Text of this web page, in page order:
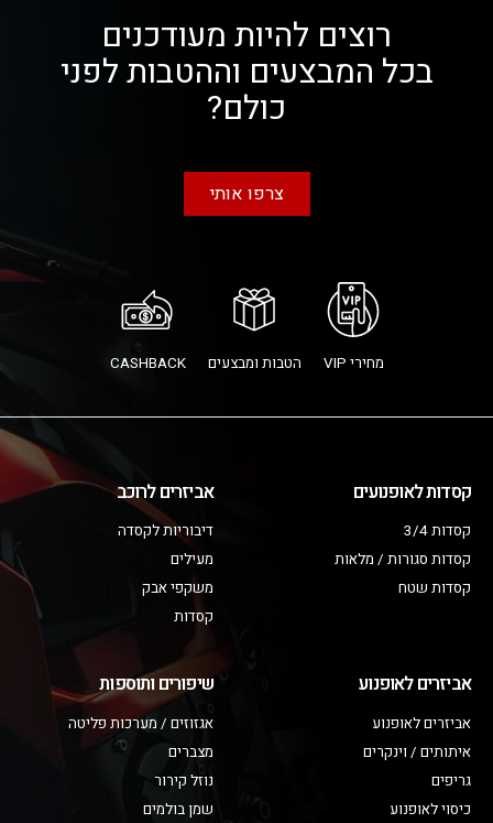
רוצים להיות מעודכנים
בכל המבצעים וההטבות לפני
כולם?
צרפו אותי
מחירי VIP הטבות ומבצעים CASHBACK
קסדות לאופנועים
קסדות 3/4
קסדות סגורות / מלאות
קסדות שטח
אביזרים לרוכב
דיבוריות לקסדה
מעילים
משקפי אבק
קסדות
אביזרים לאופנוע
אביזרים לאופנוע
איתותים / וינקרים
גריפים
כיסוי לאופנוע
שיפורים ותוספות
אגזוזים / מערכות פליטה
מצברים
נוזל קירור
שמן בולמים